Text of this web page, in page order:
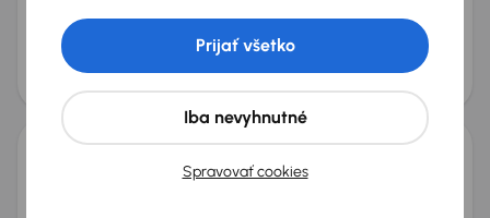
1.2 PureTech
Mesačná splátka
od 39 €
Akciová cena na úver
11 200 €
Spravovať cookies
Iba nevyhnutné
Prijať všetko